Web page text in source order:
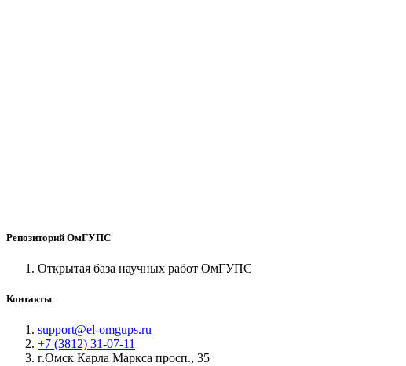
Репозиторий ОмГУПС
Открытая база научных работ ОмГУПС
Контакты
support@el-omgups.ru
+7 (3812) 31-07-11
г.Омск Карла Маркса просп., 35